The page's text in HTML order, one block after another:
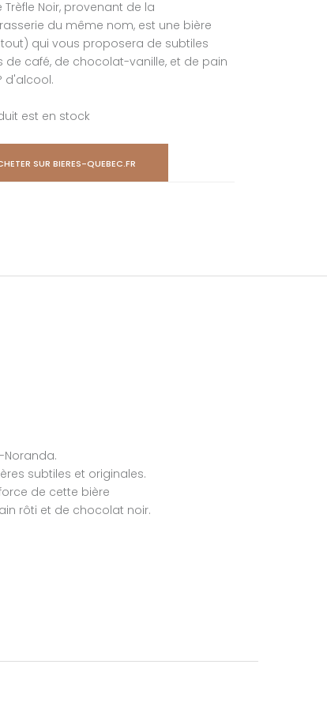
Trèfle Noir, provenant de la
du même nom, est une bière
qui vous proposera de subtiles
de café, de chocolat-vanille, et de pain
d'alcool.
est en stock
SUR BIERES-QUEBEC.FR
Noranda.
subtiles et originales.
de cette bière
rôti et de chocolat noir.